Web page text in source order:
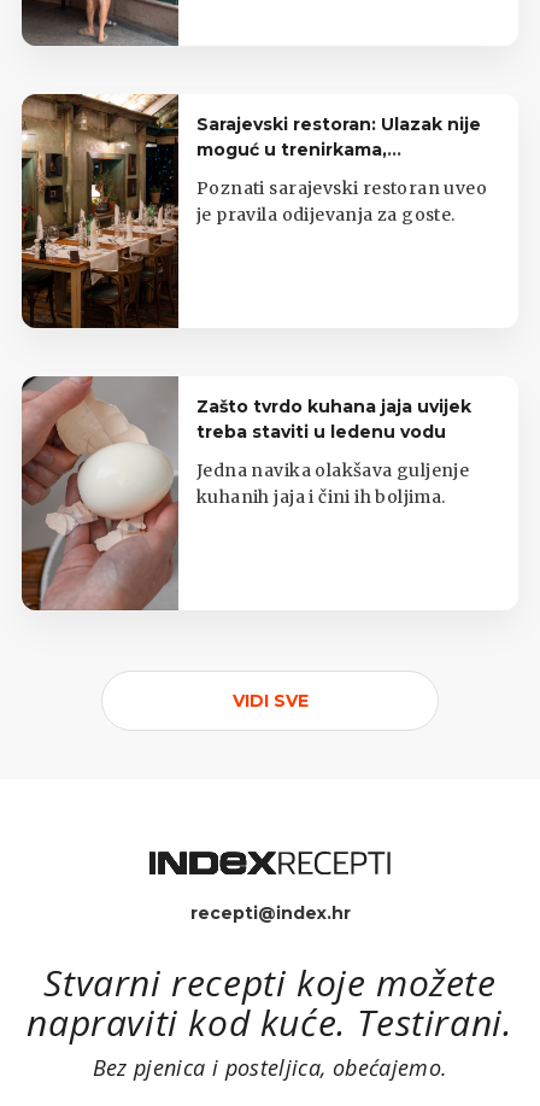
Sarajevski restoran: Ulazak nije
moguć u trenirkama,
potkošuljama i japankama
Poznati sarajevski restoran uveo
je pravila odijevanja za goste.
Zašto tvrdo kuhana jaja uvijek
treba staviti u ledenu vodu
Jedna navika olakšava guljenje
kuhanih jaja i čini ih boljima.
VIDI SVE
recepti@index.hr
Stvarni recepti koje možete
napraviti kod kuće. Testirani.
Bez pjenica i posteljica, obećajemo.